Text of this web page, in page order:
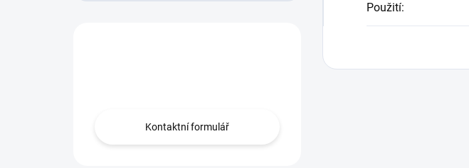
Kontaktní formulář
Použití: